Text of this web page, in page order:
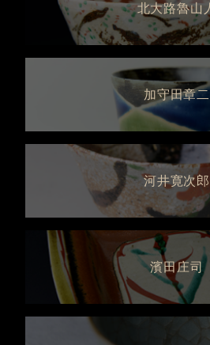
北大路魯山
加守田章二
河井寛次郎
濱田庄司